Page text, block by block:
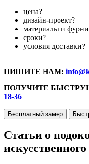
цена?
дизайн-проект?
материалы и
сроки?
условия доставки?
ПИШИТЕ НАМ:
ПОЛУЧИТЕ
18-36
Бесплатный замер
Статьи о